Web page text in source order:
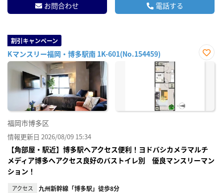
お問合わせ 電話する
割引キャンペーン
Kマンスリー福岡・博多駅南 1K-601(No.154459)
お気
福岡市博多区
情報更新日 2026/08/09 15:34
【角部屋・駅近】博多駅へアクセス便利！ヨドバシカメラマルチ
メディア博多へアクセス良好のバストイレ別 優良マンスリーマン
ション！
アクセス 九州新幹線「博多駅」徒歩8分